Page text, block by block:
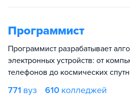
Программист
Программист разрабатывает
электронных устройств: от
телефонов до космических
771 вуз 610 колледжей